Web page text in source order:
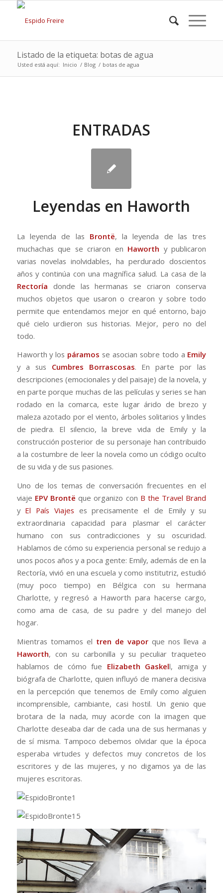
Listado de la etiqueta: botas de agua
Usted está aquí: Inicio / Blog / botas de agua
ENTRADAS
Leyendas en Haworth
La leyenda de las Brontë, la leyenda de las tres
muchachas que se criaron en Haworth y publicaron
varias novelas inolvidables, ha perdurado doscientos
años y continúa con una magnífica salud. La casa de la
Rectoría donde las hermanas se criaron conserva
muchos objetos que usaron o crearon y sobre todo
permite que entendamos mejor en qué entorno, bajo
qué cielo urdieron sus historias. Mejor, pero no del
todo.
Haworth y los páramos se asocian sobre todo a Emily
y a sus Cumbres Borrascosas. En parte por las
descripciones (emocionales y del paisaje) de la novela, y
en parte porque muchas de las películas y series se han
rodado en la comarca, este lugar árido de brezo y
maleza azotado por el viento, árboles solitarios y lindes
de piedra. El silencio, la breve vida de Emily y la
construcción posterior de su personaje han contribuido
a la costumbre de leer la novela como un código oculto
de su vida y de sus pasiones.
Uno de los temas de conversación frecuentes en el
viaje EPV Brontë que organizo con B the Travel Brand
y El País Viajes es precisamente el de Emily y su
extraordinaria capacidad para plasmar el carácter
humano con sus contradicciones y su oscuridad.
Hablamos de cómo su experiencia personal se redujo a
unos pocos años y a poca gente: Emily, además de en la
Rectoría, vivió en una escuela y como institutriz, estudió
(muy poco tiempo) en Bélgica con su hermana
Charlotte, y regresó a Haworth para hacerse cargo,
como ama de casa, de su padre y del manejo del
hogar.
Mientras tomamos el tren de vapor que nos lleva a
Haworth, con su carbonilla y su peculiar traqueteo
hablamos de cómo fue Elizabeth Gaskell, amiga y
biógrafa de Charlotte, quien influyó de manera decisiva
en la percepción que tenemos de Emily como alguien
incomprensible, cambiante, casi hostil. Un genio que
brotara de la nada, muy acorde con la imagen que
Charlotte deseaba dar de cada una de sus hermanas y
de sí misma. Tampoco debemos olvidar que la época
esperaba virtudes y defectos muy concretos de los
escritores y de las mujeres, y no digamos ya de las
mujeres escritoras.